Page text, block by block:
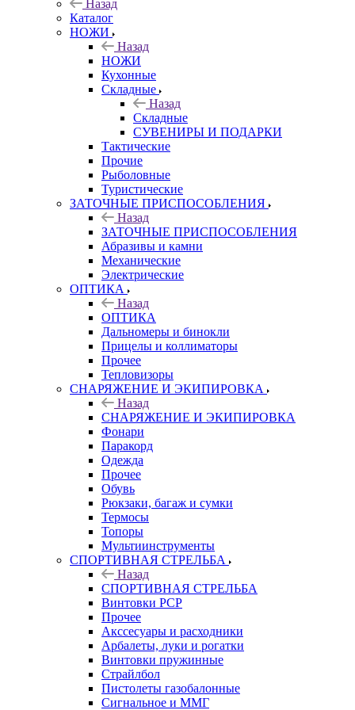
Назад
Каталог
НОЖИ
Назад
НОЖИ
Кухонные
Складные
Назад
Складные
СУВЕНИРЫ И ПОДАРКИ
Тактические
Прочие
Рыболовные
Туристические
ЗАТОЧНЫЕ ПРИСПОСОБЛЕНИЯ
Назад
ЗАТОЧНЫЕ ПРИСПОСОБЛЕНИЯ
Абразивы и камни
Механические
Электрические
ОПТИКА
Назад
ОПТИКА
Дальномеры и бинокли
Прицелы и коллиматоры
Прочее
Тепловизоры
СНАРЯЖЕНИЕ И ЭКИПИРОВКА
Назад
СНАРЯЖЕНИЕ И ЭКИПИРОВКА
Фонари
Паракорд
Одежда
Прочее
Обувь
Рюкзаки, багаж и сумки
Термосы
Топоры
Мультиинструменты
СПОРТИВНАЯ СТРЕЛЬБА
Назад
СПОРТИВНАЯ СТРЕЛЬБА
Винтовки PCP
Прочее
Акссесуары и расходники
Арбалеты, луки и рогатки
Винтовки пружинные
Страйлбол
Пистолеты газобалонные
Сигнальное и ММГ